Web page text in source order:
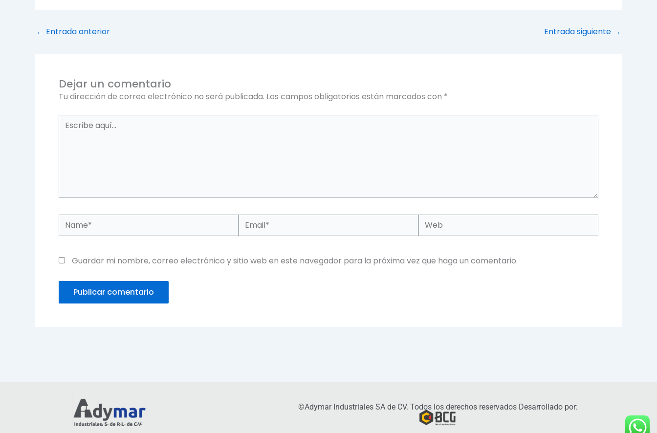
← Entrada anterior Entrada siguiente →
Dejar un comentario
Tu dirección de correo electrónico no será publicada. Los campos obligatorios están marcados con *
Escribe
Name* Email* Web
Guardar mi nombre, correo electrónico y sitio web en este navegador para la próxima vez que haga un comentario.
©Adymar Industriales SA de CV. Todos los derechos reservados Desarrollado por: